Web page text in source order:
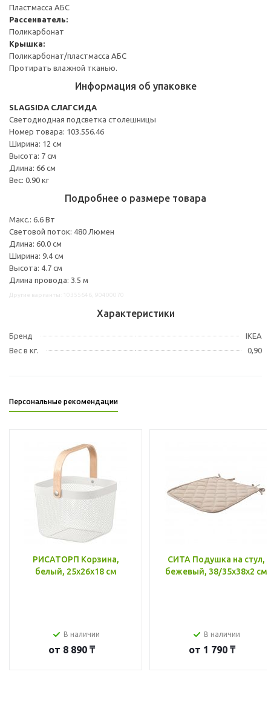
Пластмасса АБС
Рассеиватель:
Поликарбонат
Крышка:
Поликарбонат/пластмасса АБС
Протирать влажной тканью.
Информация об упаковке
SLAGSIDA СЛАГСИДА
Светодиодная подсветка столешницы
Номер товара: 103.556.46
Ширина: 12 см
Высота: 7 см
Длина: 66 см
Вес: 0.90 кг
Подробнее о размере товара
Макс.: 6.6 Вт
Световой поток: 480 Люмен
Длина: 60.0 см
Ширина: 9.4 см
Высота: 4.7 см
Длина провода: 3.5 м
Характеристики
Бренд
IKEA
Вес в кг.
0,90
Персональные рекомендации
РИСАТОРП Корзина,
белый, 25x26x18 см
В наличии
от 8 890 ₸
СИТА Подушка на стул,
бежевый, 38/35x38x2 см
В наличии
от 1 790 ₸